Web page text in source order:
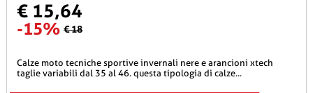
€ 15,64
-15% € 18
calze moto tecniche sportive invernali nere e arancioni xtech
taglie variabili dal 35 al 46. questa tipologia di calze...